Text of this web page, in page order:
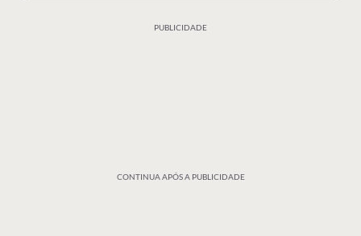
PUBLICIDADE
CONTINUA APÓS A PUBLICIDADE